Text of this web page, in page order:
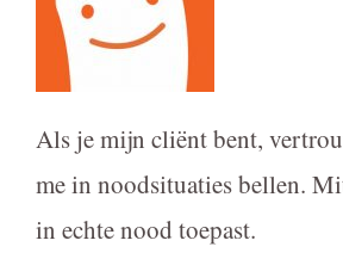
Als je mijn cliënt bent,
me in noodsituaties bellen.
in echte nood toepast.